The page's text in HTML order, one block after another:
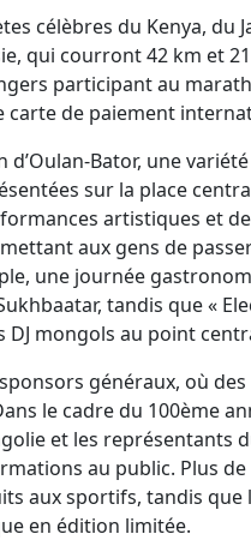
célèbres du Kenya, du
qui courront 42 km et
participant au
carte de paiement
Bator, une
sur la place
artistiques et
aux gens de
une journée
tandis que «
mongols au point
généraux, où
le cadre du 100ème
et les représentants
au public. Plus
aux sportifs, tandis que
en édition limitée.